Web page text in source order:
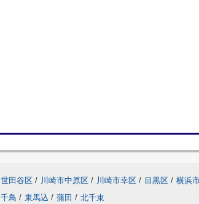
世田谷区 / 川崎市中原区 / 川崎市幸区 / 目黒区 / 横浜
千鳥 / 東馬込 / 蒲田 / 北千束